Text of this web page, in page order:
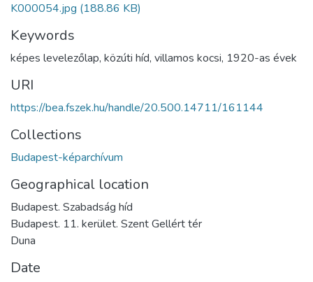
K000054.jpg (188.86 KB)
Keywords
képes levelezőlap, közúti híd, villamos kocsi, 1920-as évek
URI
https://bea.fszek.hu/handle/20.500.14711/161144
Collections
Budapest-képarchívum
Geographical location
Budapest. Szabadság híd
Budapest. 11. kerület. Szent Gellért tér
Duna
Date